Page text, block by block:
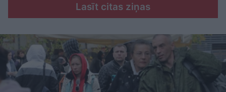
Lasīt citas ziņas